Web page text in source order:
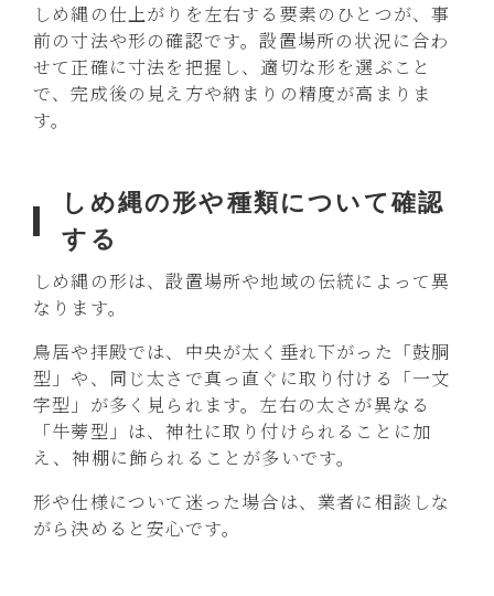
しめ縄の仕上がりを左右する要素のひとつが、事
前の寸法や形の確認です。設置場所の状況に合わ
せて正確に寸法を把握し、適切な形を選ぶこと
で、完成後の見え方や納まりの精度が高まりま
す。
しめ縄の形や種類について確認
する
しめ縄の形は、設置場所や地域の伝統によって異
なります。
鳥居や拝殿では、中央が太く垂れ下がった「鼓胴
型」や、同じ太さで真っ直ぐに取り付ける「一文
字型」が多く見られます。左右の太さが異なる
「牛蒡型」は、神社に取り付けられることに加
え、神棚に飾られることが多いです。
形や仕様について迷った場合は、業者に相談しな
がら決めると安心です。